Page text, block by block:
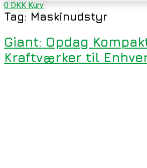
0 DKK Kurv
Tag: Maskinudstyr
Giant: Opdag
Kraftværker til